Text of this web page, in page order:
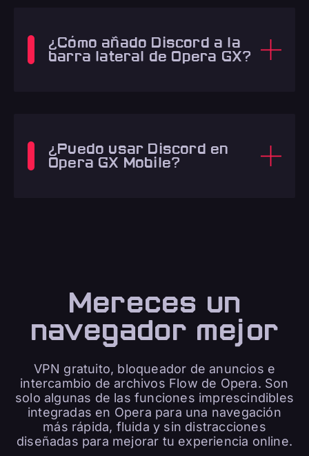
¿Cómo añado Discord a la
barra lateral de Opera GX?
¿Puedo usar Discord en
Opera GX Mobile?
Mereces un
navegador mejor
VPN gratuito, bloqueador de anuncios e
intercambio de archivos Flow de Opera. Son
solo algunas de las funciones imprescindibles
integradas en Opera para una navegación
más rápida, fluida y sin distracciones
diseñadas para mejorar tu experiencia online.